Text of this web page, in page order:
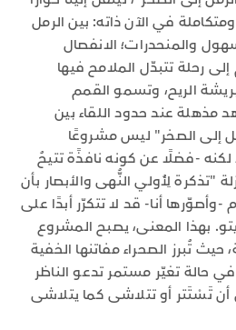
في الآن ذاته: بين الرمل
والمنحدرات؛ الانفصال
رحلة تتبدّل الملامح فيها
الريح، وتسمو القمم
مذهلة عند حدود اللقاء بين
إلى الصخر" ليس مشروعًا
لكنه -فضلًا عن كونه نافذًة تتيحُ
"تذكرة لِأُولي النُّهى والأبصار بأن
-وأصوّرها أنا- قد لا تتكرّر أبدًا على
بهذا المعنى، يصبح المشروع
تُبرز الصحراء مفاتنها الخفية
حالة تغيّر مستمر تدعو الناظر
أن تَسْتَتر أو تتلاشى كما يتلاشى